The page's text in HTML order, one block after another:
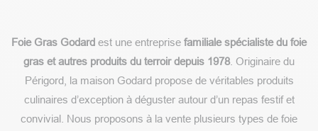
Foie Gras Godard est une entreprise familiale spécialiste du foie
gras et autres produits du terroir depuis 1978. Originaire du
Périgord, la maison Godard propose de véritables produits
culinaires d’exception à déguster autour d’un repas festif et
convivial. Nous proposons à la vente plusieurs types de foie